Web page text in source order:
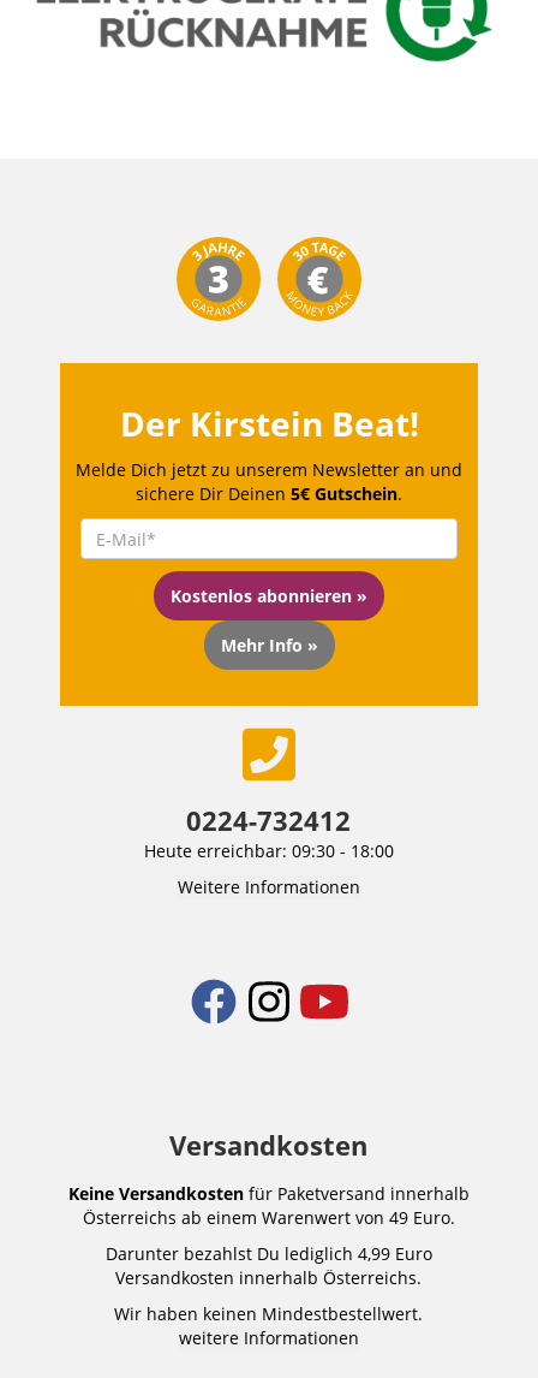
Der Kirstein Beat!
Melde Dich jetzt zu unserem Newsletter an und
sichere Dir Deinen 5€ Gutschein.
Kostenlos abonnieren »
Mehr Info »
0224-732412
Heute erreichbar: 09:30 - 18:00
Weitere Informationen
Versandkosten
Keine Versandkostenfür Paketversand innerhalb
Österreichs ab einem Warenwert von 49 Euro.
Darunter bezahlst Du lediglich 4,99 Euro
Versandkosten innerhalb Österreichs.
Wir haben keinen Mindestbestellwert.
weitere Informationen